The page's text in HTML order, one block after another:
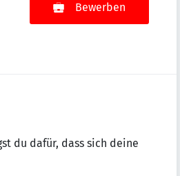
Bewerben
du dafür, dass sich deine